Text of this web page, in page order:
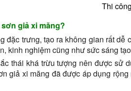
Thi
giả xi măng?
đặc trưng, tạo ra không gian rất
kinh nghiệm cũng như sức sáng
thái khá trừu tượng nên được sử
giả xi măng đã được áp dụng